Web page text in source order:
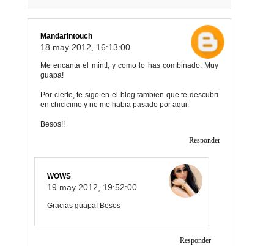
Mandarintouch
18 may 2012, 16:13:00
Me encanta el mint!, y como lo has combinado. Muy
guapa!
Por cierto, te sigo en el blog tambien que te descubri
en chicicimo y no me habia pasado por aqui.
Besos!!
Responder
WOWS
19 may 2012, 19:52:00
Gracias guapa! Besos
Responder